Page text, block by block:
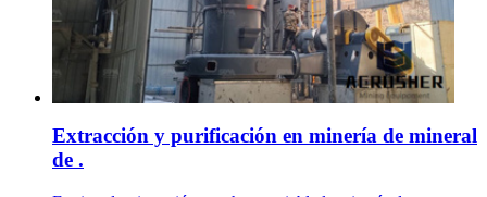
Extracción y purificación en minería de mineral
de .